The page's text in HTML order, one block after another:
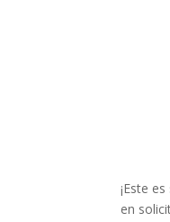
¡Este
en